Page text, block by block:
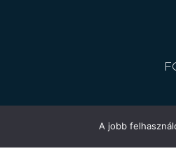
A jobb